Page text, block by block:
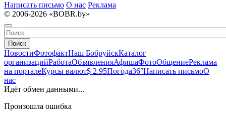
Написать письмо О нас Реклама
© 2006-2026 «BOBR.by»
Поиск
НовостиФотофактНаш БобруйскКаталог
организацийРаботаОбъявленияАфишаФотоОбщениеРеклама
на порталеКурсы валют$ 2.95Погода36°Написать письмоО
нас
Идёт обмен данными...
Произошла ошибка